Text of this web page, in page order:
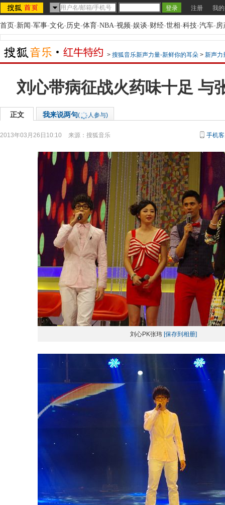
注册 我
首页-新闻-军事-文化-历史-体育-NBA-视频-娱谈-财经-世相-科技-汽车-房
> 搜狐音乐新声力量-新鲜你的耳朵 > 新声力
刘心带病征战火药味十足 与
正文 我来说两句( 人参与)
2013年03月26日10:10 来源： 搜狐音乐 手机
刘心PK张玮 [保存到相册]